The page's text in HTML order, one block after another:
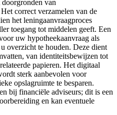
van
correct verzamelen van de
het leningaanvraagproces
toegang tot middelen geeft. Een
uw hypotheekaanvraag als
overzicht te houden. Deze dient
van identiteitsbewijzen tot
papieren. Het digitaal
sterk aanbevolen voor
opslagruimte te besparen.
bij financiële adviseurs; dit is een
en kan eventuele